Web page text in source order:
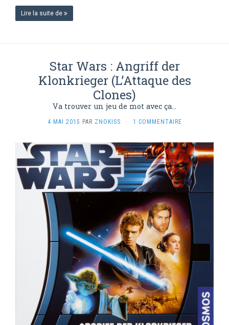
Lire la suite de
Star Wars : Angriff der
Klonkrieger (L’Attaque des
Clones)
Va trouver un jeu de mot avec ça...
4 MAI 2015 PAR ZNOKISS · 1 COMMENTAIRE